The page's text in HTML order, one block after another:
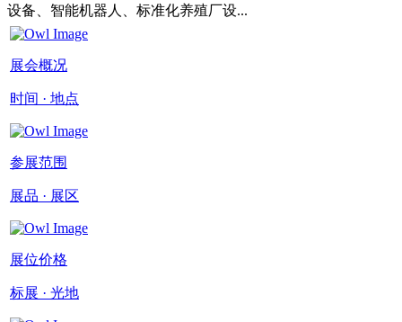
设备、智能机器人、标准化养殖厂设...
展会概况
时间 · 地点
参展范围
展品 · 展区
展位价格
标展 · 光地